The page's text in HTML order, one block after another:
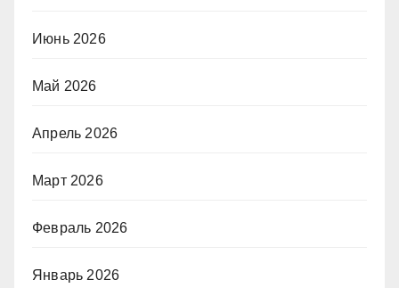
Июнь 2026
Май 2026
Апрель 2026
Март 2026
Февраль 2026
Январь 2026